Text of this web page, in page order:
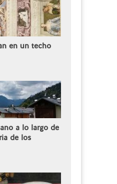
en un techo
a lo largo de
de los